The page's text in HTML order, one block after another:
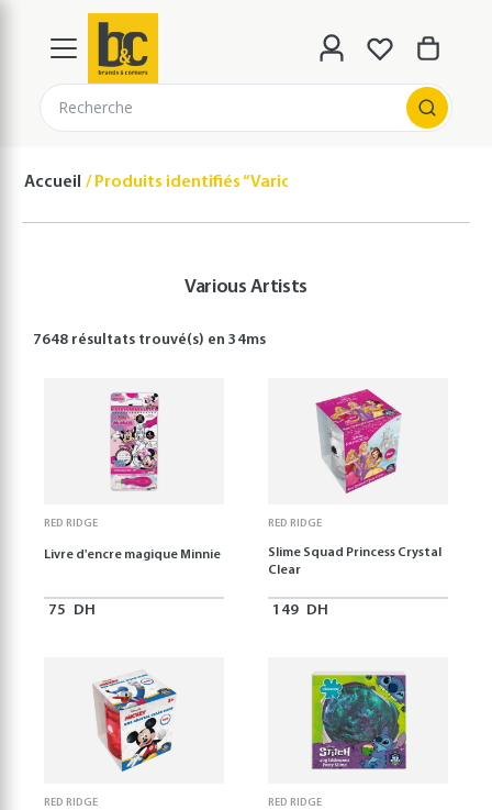
Recherche
Accueil Produits identifiés “Various Artists”
Various Artists
7648 résultats trouvé(s) en34ms
RED RIDGE
Livre d'encre magique Minnie
75 DH
RED RIDGE
Slime Squad Princess Crystal
Clear
149 DH
RED RIDGE RED RIDGE